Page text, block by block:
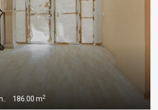
186.00 m2